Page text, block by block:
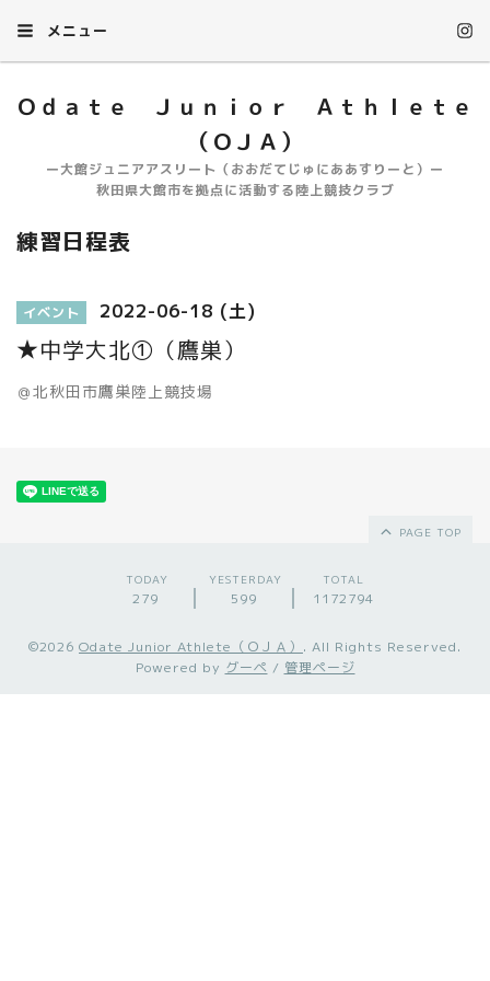
メニュー
Ｏｄａｔｅ Ｊｕｎｉｏｒ Ａｔｈｌｅｔｅ
（ＯＪＡ）
ー大館ジュニアアスリート（おおだてじゅにああすりーと）ー
秋田県大館市を拠点に活動する陸上競技クラブ
練習日程表
イベント 2022-06-18 (土)
★中学大北①（鷹巣）
＠北秋田市鷹巣陸上競技場
PAGE TOP
TODAY
279
YESTERDAY
599
TOTAL
1172794
©2026 Odate Junior Athlete（ＯＪＡ） . All Rights Reserved.
Powered by グーペ / 管理ページ